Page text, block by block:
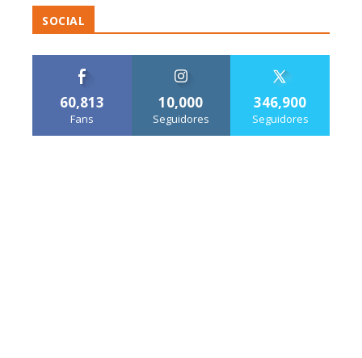
SOCIAL
60,813
Fans
10,000
Seguidores
346,900
Seguidores